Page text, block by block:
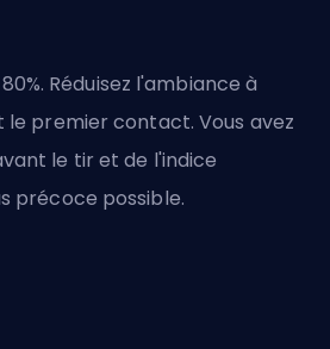
Réduisez l'ambiance à
le premier contact. Vous avez
le tir et de l'indice
précoce possible.